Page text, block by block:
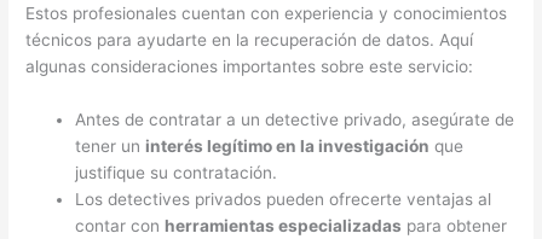
Estos profesionales cuentan con experiencia y conocimientos
técnicos para ayudarte en la recuperación de datos. Aquí
algunas consideraciones importantes sobre este servicio:
Antes de contratar a un detective privado, asegúrate de
tener un interés legítimo en la investigación que
justifique su contratación.
Los detectives privados pueden ofrecerte ventajas al
contar con herramientas especializadas para obtener